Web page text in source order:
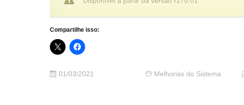
Compartilhe isso:
01/03/2021 Melhorias do Sistema